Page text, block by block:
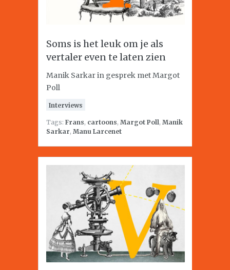
Soms is het leuk om je als
vertaler even te laten zien
Manik Sarkar in gesprek met Margot
Poll
Interviews
Tags: Frans, cartoons, Margot Poll, Manik
Sarkar, Manu Larcenet